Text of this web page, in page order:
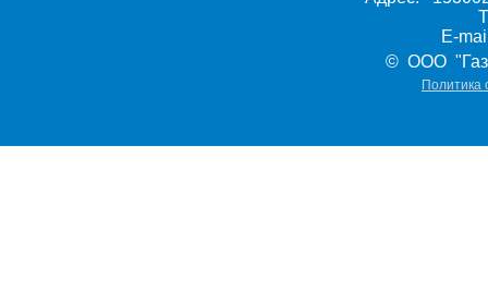
E-
© ООО
Политика